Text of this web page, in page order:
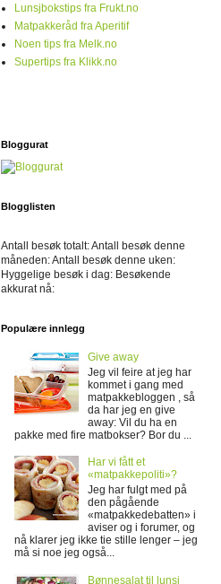
Lunsjbokstips fra Frukt.no
Matpakkeråd fra Aperitif
Noen tips fra Melk.no
Supertips fra Klikk.no
Bloggurat
Blogglisten
Antall besøk totalt:Antall besøk denne
måneden:Antall besøk denne uken:
Hyggelige besøk i dag: Besøkende
akkurat nå:
Populære innlegg
Give away
Jeg vil feire at jeg har
kommet i gang med
matpakkebloggen , så
da har jeg en give
away: Vil du ha en
pakke med fire matbokser? Bor du ...
Har vi fått et
«matpakkepoliti»?
Jeg har fulgt med på
den pågående
«matpakkedebatten» i
aviser og i forumer, og
nå klarer jeg ikke tie stille lenger – jeg
må si noe jeg også...
Bønnesalat til lunsj